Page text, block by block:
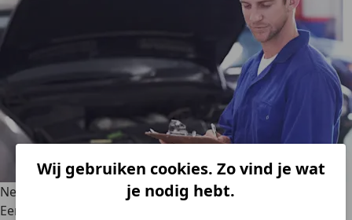
Wij gebruiken cookies. Zo vind je wat
je nodig hebt.
Neem de tijd voor geïnteresseerde kopers
Een auto aan een particulier verkopen kan